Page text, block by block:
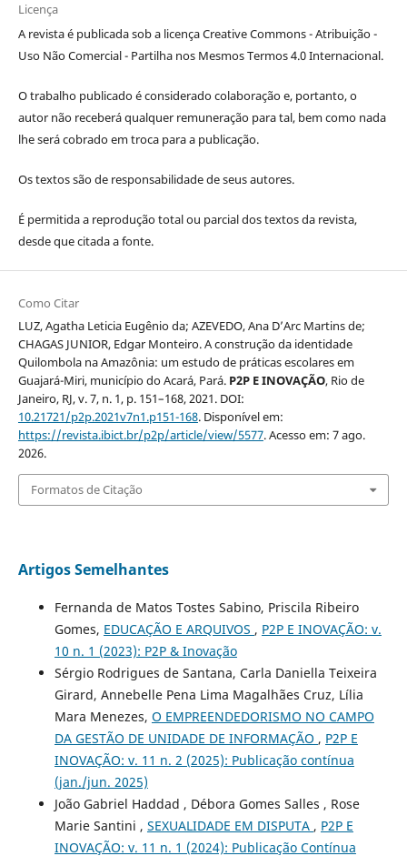
Licença
A revista é publicada sob a licença Creative Commons - Atribuição -
Uso Não Comercial - Partilha nos Mesmos Termos 4.0 Internacional.
O trabalho publicado é considerado colaboração e, portanto, o
autor não receberá qualquer remuneração para tal, bem como nada
lhe será cobrado em troca para a publicação.
Os textos são de responsabilidade de seus autores.
É permitida a reprodução total ou parcial dos textos da revista,
desde que citada a fonte.
Como Citar
LUZ, Agatha Leticia Eugênio da; AZEVEDO, Ana D’Arc Martins de;
CHAGAS JUNIOR, Edgar Monteiro. A construção da identidade
Quilombola na Amazônia: um estudo de práticas escolares em
Guajará-Miri, município do Acará, Pará. P2P E INOVAÇÃO, Rio de
Janeiro, RJ, v. 7, n. 1, p. 151–168, 2021. DOI:
10.21721/p2p.2021v7n1.p151-168. Disponível em:
https://revista.ibict.br/p2p/article/view/5577. Acesso em: 7 ago.
2026.
Formatos de Citação
Artigos Semelhantes
Fernanda de Matos Tostes Sabino, Priscila Ribeiro
Gomes, EDUCAÇÃO E ARQUIVOS , P2P E INOVAÇÃO: v.
10 n. 1 (2023): P2P & Inovação
Sérgio Rodrigues de Santana, Carla Daniella Teixeira
Girard, Annebelle Pena Lima Magalhães Cruz, Lília
Mara Menezes, O EMPREENDEDORISMO NO CAMPO
DA GESTÃO DE UNIDADE DE INFORMAÇÃO , P2P E
INOVAÇÃO: v. 11 n. 2 (2025): Publicação contínua
(jan./jun. 2025)
João Gabriel Haddad , Débora Gomes Salles , Rose
Marie Santini , SEXUALIDADE EM DISPUTA , P2P E
INOVAÇÃO: v. 11 n. 1 (2024): Publicação Contínua